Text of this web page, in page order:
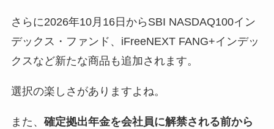
さらに2026年10月16日からSBI NASDAQ100イン
デックス・ファンド、iFreeNEXT FANG+インデッ
クスなど新たな商品も追加されます。
選択の楽しさがありますよね。
また、 確定拠出年金を会社員に解禁される前から